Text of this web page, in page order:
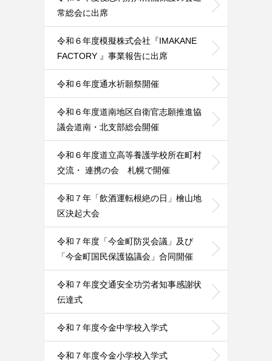
常総会に出席
令和６年度模擬株式会社『IMAKANE
FACTORY 』事業報告に出席
令和６年度通水祈願祭開催
令和６年度道南地区自衛官志願推進協
議会道南・北支部総会開催
令和６年度道立高等養護学校所在町村
交流・ 連携の会 札幌で開催
令和７年「飲酒運転根絶の日」檜山地
区決起大会
令和７年度「今金町防災会議」及び
「今金町国民保護協議会」合同開催
令和７年度交通安全功労者知事感謝状
伝達式
令和７年度今金中学校入学式
令和７年度今金小学校入学式